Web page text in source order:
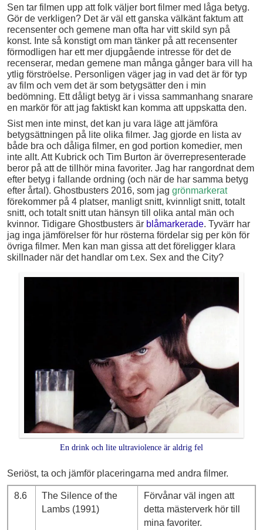
Sen tar filmen upp att folk väljer bort filmer med låga betyg.
Gör de verkligen? Det är väl ett ganska välkänt faktum att
recensenter och gemene man ofta har vitt skild syn på
konst. Inte så konstigt om man tänker på att recensenter
förmodligen har ett mer djupgående intresse för det de
recenserar, medan gemene man många gånger bara vill ha
ytlig förströelse. Personligen väger jag in vad det är för typ
av film och vem det är som betygsätter den i min
bedömning. Ett dåligt betyg är i vissa sammanhang snarare
en markör för att jag faktiskt kan komma att uppskatta den.
Sist men inte minst, det kan ju vara läge att jämföra
betygsättningen på lite olika filmer. Jag gjorde en lista av
både bra och dåliga filmer, en god portion komedier, men
inte allt. Att Kubrick och Tim Burton är överrepresenterade
beror på att de tillhör mina favoriter. Jag har rangordnat dem
efter betyg i fallande ordning (och när de har samma betyg
efter årtal). Ghostbusters 2016, som jag grönmarkerat
förekommer på 4 platser, manligt snitt, kvinnligt snitt, totalt
snitt, och totalt snitt utan hänsyn till olika antal män och
kvinnor. Tidigare Ghostbusters är blåmarkerade. Tyvärr har
jag inga jämförelser för hur rösterna fördelar sig per kön för
övriga filmer. Men kan man gissa att det föreligger klara
skillnader när det handlar om t.ex. Sex and the City?
En drink och lite ultraviolence är aldrig fel
Seriöst, ta och jämför placeringarna med andra filmer.
8.6
The Silence of the
Lambs (1991)
Förvånar väl ingen att
detta mästerverk hör till
mina favoriter.